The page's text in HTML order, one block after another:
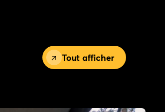
Tout afficher